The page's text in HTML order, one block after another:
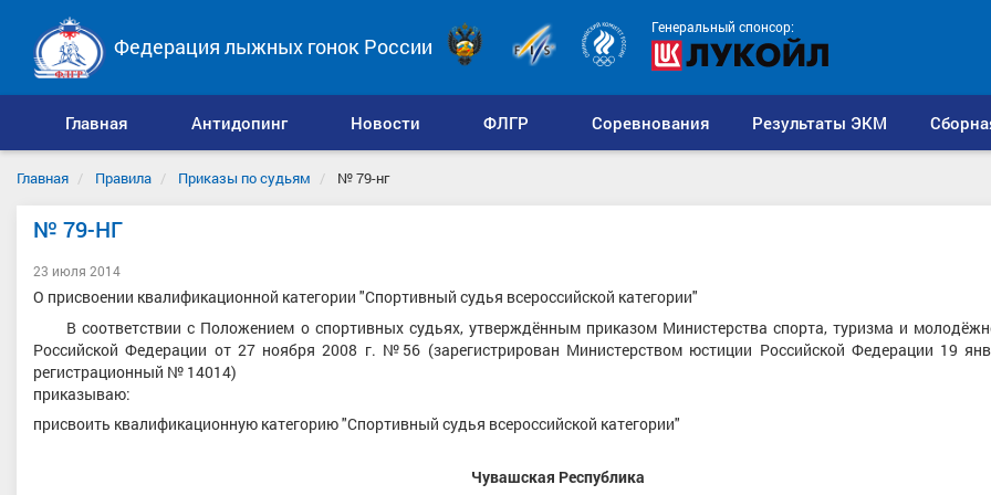
Генеральный спонсор:
Федерация лыжных гонок России
Главная Антидопинг Новости ФЛГР Соревнования Результаты ЭКМ
Главная Правила Приказы по судьям № 79-нг
№ 79-НГ
23 июля 2014
О присвоении квалификационной категории "Спортивный судья всероссийской категории"
В соответствии с Положением о спортивных судьях, утверждённым приказом Министерства спорта, туризма и
Российской Федерации от 27 ноября 2008 г. №56 (зарегистрирован Министерством юстиции Российской Федерации 19
регистрационный № 14014)
приказываю:
присвоить квалификационную категорию "Спортивный судья всероссийской категории"
Чувашская Республика